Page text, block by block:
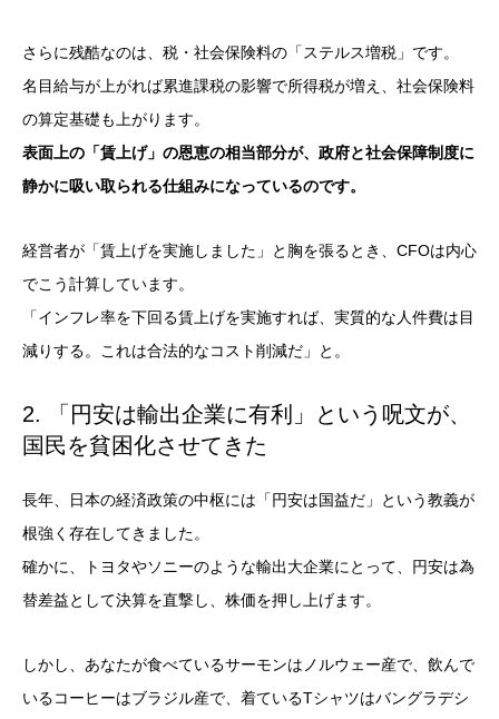
さらに残酷なのは、税・社会保険料の「ステルス増税」です。
名目給与が上がれば累進課税の影響で所得税が増え、社会保険料
の算定基礎も上がります。
表面上の「賃上げ」の恩恵の相当部分が、政府と社会保障制度に
静かに吸い取られる仕組みになっているのです。
経営者が「賃上げを実施しました」と胸を張るとき、CFOは内心
でこう計算しています。
「インフレ率を下回る賃上げを実施すれば、実質的な人件費は目
減りする。これは合法的なコスト削減だ」と。
2. 「 円安は輸出企業に有利」という呪文が、
国民を貧困化させてきた
長年、日本の経済政策の中枢には「円安は国益だ」という教義が
根強く存在してきました。
確かに、トヨタやソニーのような輸出大企業にとって、円安は為
替差益として決算を直撃し、株価を押し上げます。
しかし、あなたが食べているサーモンはノルウェー産で、飲んで
いるコーヒーはブラジル産で、着ているTシャツはバングラデシ